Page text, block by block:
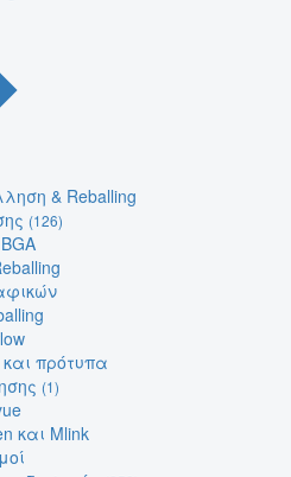
& Reballing
(126)
και πρότυπα
(1)
και Mlink